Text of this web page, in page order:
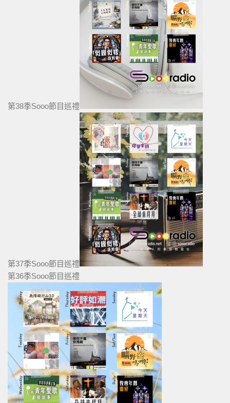
第38季Sooo節目巡禮
第37季Sooo節目巡禮
第36季Sooo節目巡禮